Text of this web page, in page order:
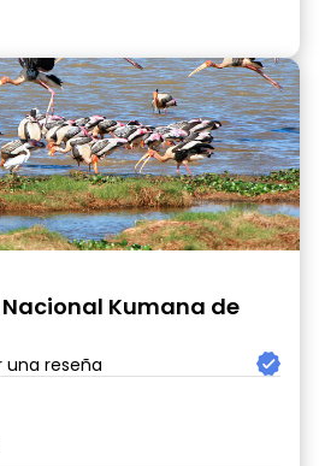
Kumana de
una reseña